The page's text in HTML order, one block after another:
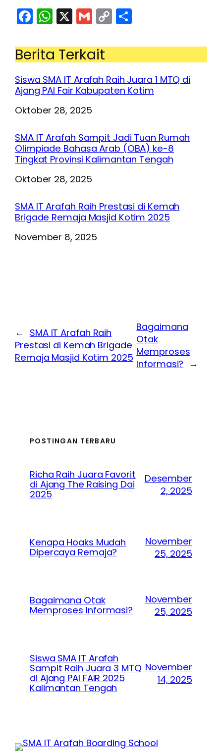
Facebook
WhatsApp
X Gmail
Copy
Berita Terkait
Siswa SMA IT Arafah Raih Juara 1 MTQ di
Ajang PAI Fair Kabupaten Kotim
Tanggal
Oktober 28, 2025
SMA IT Arafah Sampit Jadi Tuan Rumah
Olimpiade Bahasa Arab (OBA) ke-8
Tingkat Provinsi Kalimantan Tengah
Tanggal
Oktober 28, 2025
SMA IT Arafah Raih Prestasi di Kemah
Brigade Remaja Masjid Kotim 2025
Tanggal
November 8, 2025
← SMA IT Arafah Raih
Prestasi di Kemah Brigade
Remaja Masjid Kotim 2025
Bagaimana
Otak
Memproses
Informasi? →
POSTINGAN TERBARU
Richa Raih Juara Favorit
di Ajang The Raising Dai
2025
Desember
2, 2025
Kenapa Hoaks Mudah
Dipercaya Remaja?
November
25, 2025
Bagaimana Otak
Memproses Informasi?
November
25, 2025
Siswa SMA IT Arafah
Sampit Raih Juara 3 MTQ
di Ajang PAI FAIR 2025
Kalimantan Tengah
November
14, 2025